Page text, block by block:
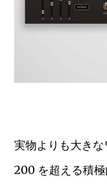
実物よりも大きな
200 を超える積